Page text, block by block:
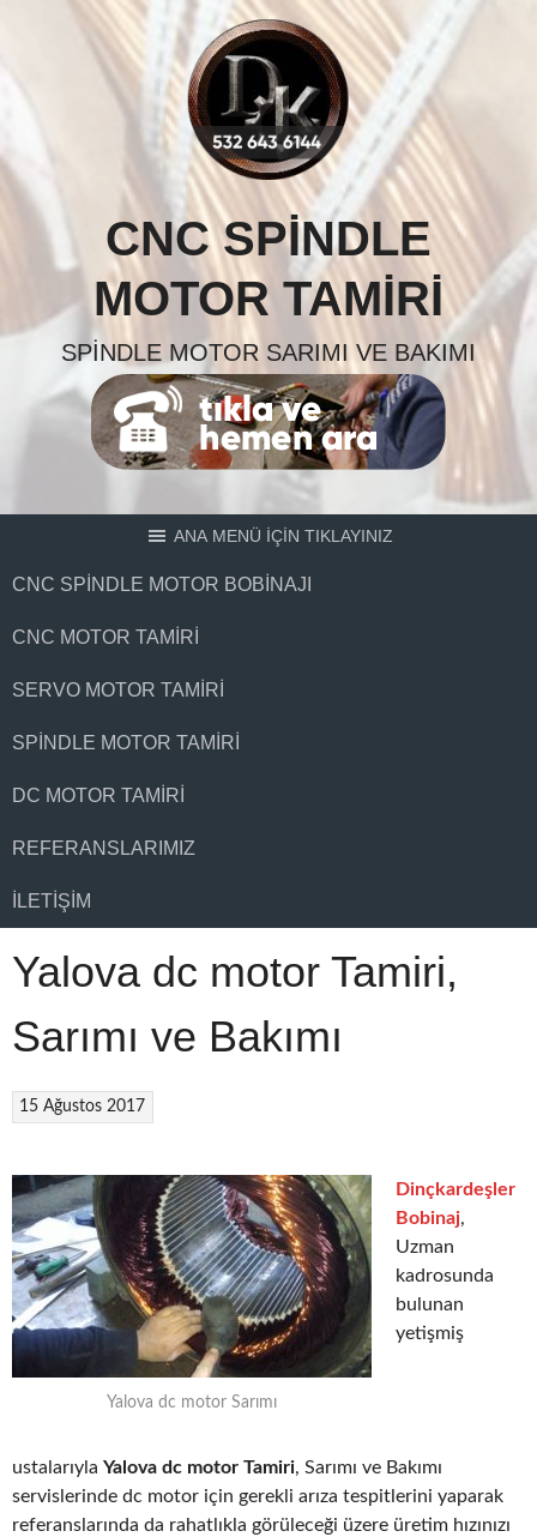
CNC SPINDLE
MOTOR TAMIRI
SPINDLE MOTOR SARIMI VE BAKIMI
ANA MENÜ İÇİN TIKLAYINIZ
CNC SPINDLE MOTOR BOBINAJI
CNC MOTOR TAMIRI
SERVO MOTOR TAMIRI
SPINDLE MOTOR TAMIRI
DC MOTOR TAMIRI
REFERANSLARIMIZ
İLETIŞIM
Yalova dc motor Tamiri,
Sarımı ve Bakımı
15 Ağustos 2017
Yalova dc motor Sarımı
Dinçkardeşler
Bobinaj,
Uzman
kadrosunda
bulunan
yetişmiş
ustalarıyla Yalova dc motor Tamiri, Sarımı ve Bakımı
servislerinde dc motor için gerekli arıza tespitlerini yaparak
referanslarında da rahatlıkla görüleceği üzere üretim hızınızı